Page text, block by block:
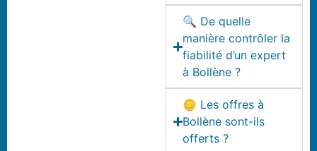
🔍 De quelle
manière contrôler la
fiabilité d’un expert
à Bollène ?
🪙 Les offres à
Bollène sont-ils
offerts ?